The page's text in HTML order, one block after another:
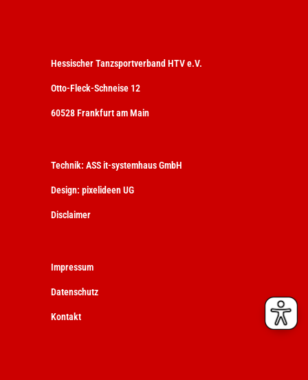
Hessischer Tanzsportverband HTV e.V.
Otto-Fleck-Schneise 12
60528 Frankfurt am Main
Technik: ASS it-systemhaus GmbH
Design: pixelideen UG
Disclaimer
Impressum
Datenschutz
Kontakt